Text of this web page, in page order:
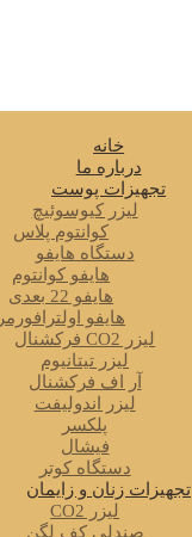
خانه
درباره ما
تجهیزات پوست
لیزر کیوسوئیچ
کوانتوم پلاس
دستگاه هایفو
هایفو کوانتوم
هایفو 22 بعدی
هایفو اولترافورمر
لیزر CO2 فرکشنال
لیزر تیتانیوم
آر اف فرکشنال
لیزر اندولیفت
پلکسر
فیشال
دستگاه کوتر
تجهیزات زنان و زایمان
لیزر CO2
صندلی کف لگن